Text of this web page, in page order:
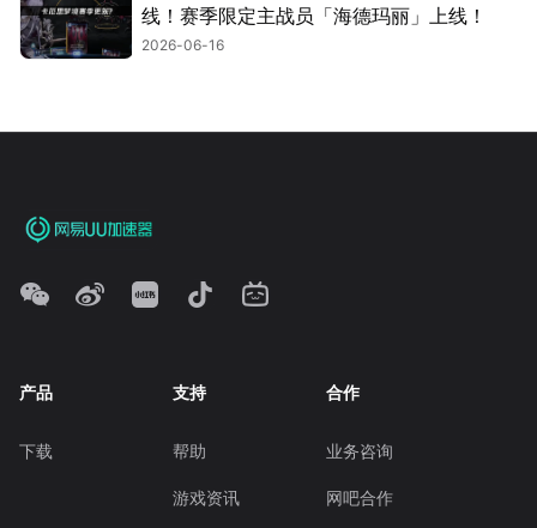
线！赛季限定主战员「海德玛丽」上线！
2026-06-16
产品
下载
支持
帮助
游戏资讯
合作
业务咨询
网吧合作